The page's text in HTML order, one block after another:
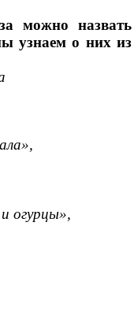
можно назвать
узнаем о них из
и огурцы»,